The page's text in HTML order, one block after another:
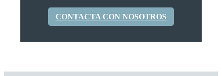
CONTACTA CON NOSOTROS